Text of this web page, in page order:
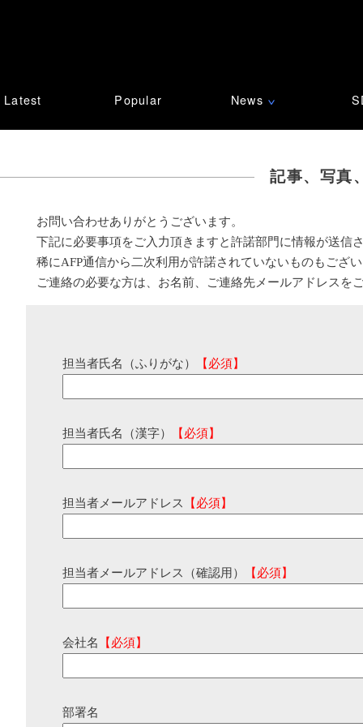
Latest Popular News ∨
記事、写真
お問い合わせありがとうございます。
下記に必要事項をご入力頂きますと許諾部門に情報が送信
稀にAFP通信から二次利用が許諾されていないものもござ
ご連絡の必要な方は、お名前、ご連絡先メールアドレスを
担当者氏名（ふりがな） 【必須】
担当者氏名（漢字） 【必須】
担当者メールアドレス 【必須】
担当者メールアドレス（確認用） 【必須】
会社名 【必須】
部署名